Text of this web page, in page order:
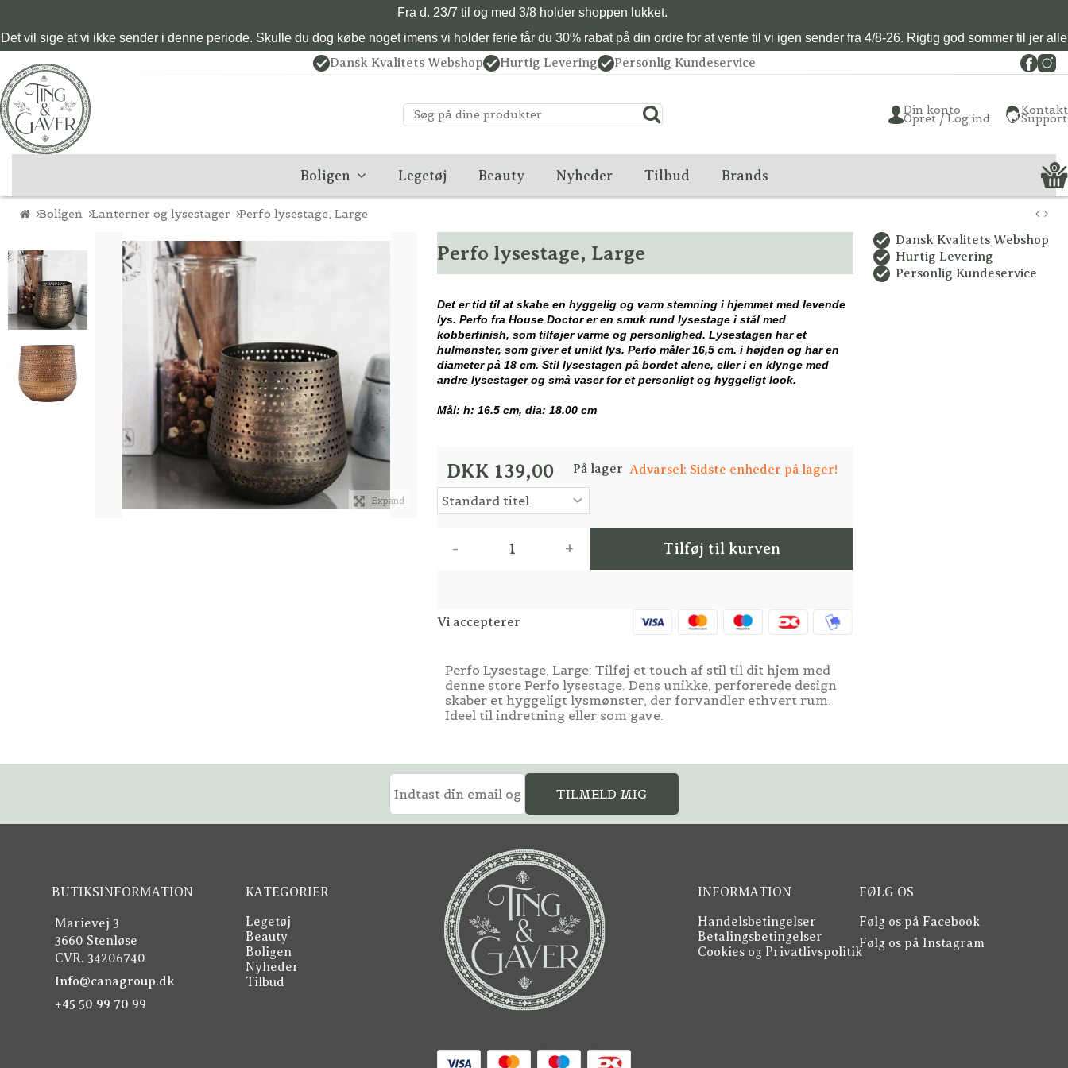
Fra d. 23/7 til og med 3/8 holder shoppen lukket.
Det vil sige at vi ikke sender i denne periode. Skulle du dog købe noget imens vi holder ferie får du 30% rabat på din ordre for at vente til vi igen sender fra 4/8-26. Rigtig god sommer til jer alle
Dansk Kvalitets Webshop Hurtig Levering Personlig Kundeservice
Din konto
Opret / Log ind
Kontakt
Support
Boligen Legetøj Beauty Nyheder Tilbud Brands 0
Boligen Lanterner og lysestager Perfo lysestage, Large
Expand
Perfo lysestage, Large
Det er tid til at skabe en hyggelig og varm stemning i hjemmet med levende
lys. Perfo fra House Doctor er en smuk rund lysestage i stål med
kobberfinish, som tilføjer varme og personlighed. Lysestagen har et
hulmønster, som giver et unikt lys. Perfo måler 16,5 cm. i højden og har en
diameter på 18 cm. Stil lysestagen på bordet alene, eller i en klynge med
andre lysestager og små vaser for et personligt og hyggeligt look.
Mål: h: 16.5 cm, dia: 18.00 cm
DKK 139,00 På lager Advarsel: Sidste enheder på lager!
- + Tilføj til kurven
Vi accepterer
Dansk Kvalitets Webshop
Hurtig Levering
Personlig Kundeservice
Perfo Lysestage, Large: Tilføj et touch af stil til dit hjem med
denne store Perfo lysestage. Dens unikke, perforerede design
skaber et hyggeligt lysmønster, der forvandler ethvert rum.
Ideel til indretning eller som gave.
TILMELD MIG
BUTIKSINFORMATION
Marievej 3
3660 Stenløse
CVR. 34206740
Info@canagroup.dk
+45 50 99 70 99
KATEGORIER
Legetøj
Beauty
Boligen
Nyheder
Tilbud
INFORMATION
Handelsbetingelser
Betalingsbetingelser
Cookies og Privatlivspolitik
FØLG OS
Følg os på Facebook
Følg os på Instagram